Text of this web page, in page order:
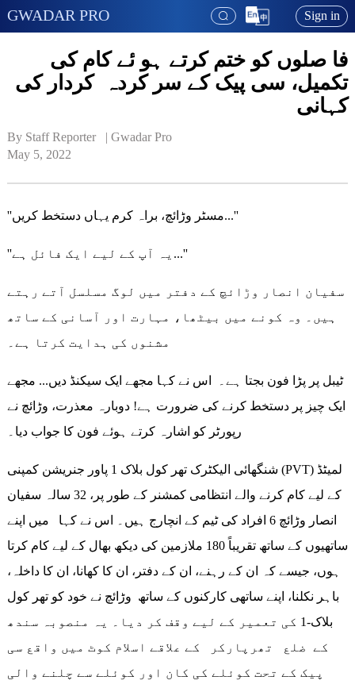
GWADAR PRO Sign in
فا صلوں کو ختم کرتے ہو ئے کام کی
تکمیل، سی پیک کے سر کردہ کردار کی
کہانی
By Staff Reporter   | Gwadar Pro
May 5, 2022
''مسٹر وڑائچ، براہ کرم یہاں دستخط کریں...''
''یہ آپ کے لیے ایک فائل ہے...''
سفیان انصار وڑائچ کے دفتر میں لوگ مسلسل آتے رہتے
ہیں۔ وہ کونے میں بیٹھا، مہارت اور آسانی کے ساتھ
مشنوں کی ہدایت کرتا ہے۔
ٹیبل پر پڑا فون بجتا ہے۔ اس نے کہا مجھے ایک سیکنڈ دیں... مجھے
ایک چیز پر دستخط کرنے کی ضرورت ہے! دوبارہ معذرت، وڑائچ نے
رپورٹر کو اشارہ کرتے ہوئے فون کا جواب دیا۔
شنگھائی الیکٹرک تھر کول بلاک 1 پاور جنریشن کمپنی (PVT) لمیٹڈ
کے لیے کام کرنے والے انتظامی کمشنر کے طور پر، 32 سالہ سفیان
انصار وڑائچ 6 افراد کی ٹیم کے انچارج ہیں۔ اس نے کہا میں اپنے
ساتھیوں کے ساتھ تقریباً 180 ملازمین کی دیکھ بھال کے لیے کام کرتا
ہوں، جیسے کہ ان کے رہنے، ان کے دفتر، ان کا کھانا، ان کا داخلہ،
باہر نکلنا، اپنے ساتھی کارکنوں کے ساتھ وڑائچ نے خود کو تھر کول
بلاک-1 کی تعمیر کے لیے وقف کر دیا۔ یہ منصوبہ سندھ
کے ضلع تھرپارکر کے علاقے اسلام کوٹ میں واقع سی
پیک کے تحت کوئلے کی کان اور کوئلے سے چلنے والی